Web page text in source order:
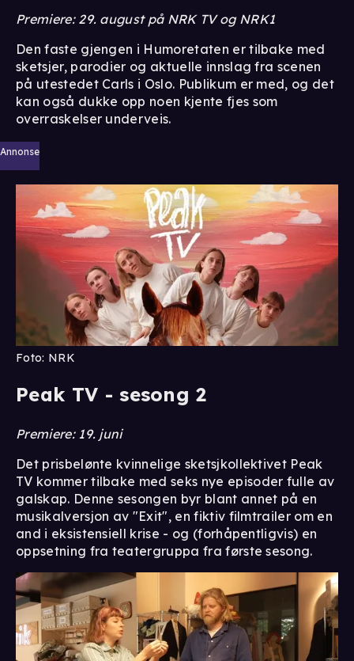
Premiere: 29. august på NRK TV og NRK1
Den faste gjengen i Humoretaten er tilbake med
sketsjer, parodier og aktuelle innslag fra scenen
på utestedet Carls i Oslo. Publikum er med, og det
kan også dukke opp noen kjente fjes som
overraskelser underveis.
Annonse
Foto: NRK
Peak TV - sesong 2
Premiere: 19. juni
Det prisbelønte kvinnelige sketsjkollektivet Peak
TV kommer tilbake med seks nye episoder fulle av
galskap. Denne sesongen byr blant annet på en
musikalversjon av "Exit", en fiktiv filmtrailer om en
and i eksistensiell krise - og (forhåpentligvis) en
oppsetning fra teatergruppa fra første sesong.